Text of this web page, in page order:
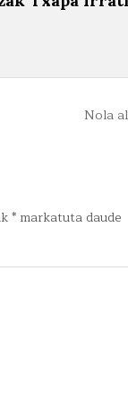
Nola
* markatuta daude